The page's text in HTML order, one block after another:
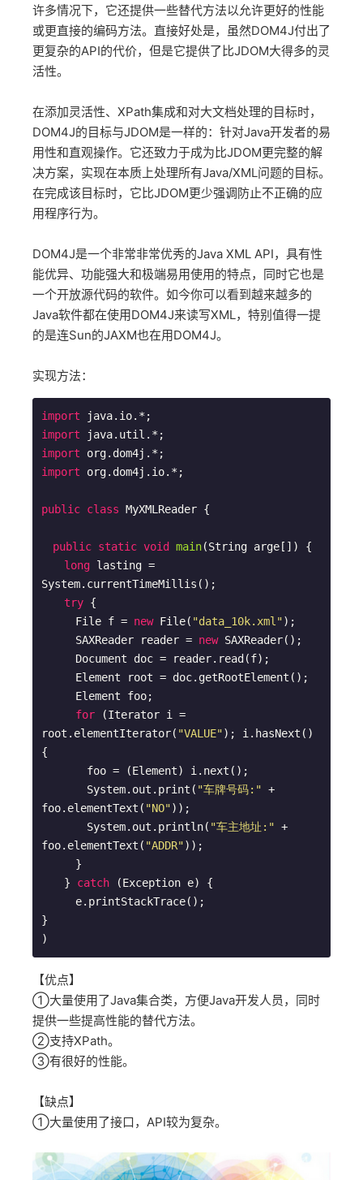
许多情况下，它还提供一些替代方法以允许更好的性能
或更直接的编码方法。直接好处是，虽然DOM4J付出了
更复杂的API的代价，但是它提供了比JDOM大得多的灵
活性。
在添加灵活性、XPath集成和对大文档处理的目标时，
DOM4J的目标与JDOM是一样的：针对Java开发者的易
用性和直观操作。它还致力于成为比JDOM更完整的解
决方案，实现在本质上处理所有Java/XML问题的目标。
在完成该目标时，它比JDOM更少强调防止不正确的应
用程序行为。
DOM4J是一个非常非常优秀的Java XML API，具有性
能优异、功能强大和极端易用使用的特点，同时它也是
一个开放源代码的软件。如今你可以看到越来越多的
Java软件都在使用DOM4J来读写XML，特别值得一提
的是连Sun的JAXM也在用DOM4J。
实现方法：
import
import
import
import org.dom4j.io.*;
public class MyXMLReader {
public static void main(String arge[])
{
long lasting =
System.currentTimeMillis();
try {
File f = new File( "data_10k.xml");
SAXReader reader = new SAXReader();
Document doc = reader.read(f);
Element root = doc.getRootElement();
Element foo;
for (Iterator i =
root.elementIterator( "VALUE"); i.hasNext()
{
foo = (Element) i.next();
System.out.print( "车牌号码:" +
foo.elementText( "NO"));
System.out.println( "车主地址:" +
foo.elementText( "ADDR"));
}
} catch (Exception e) {
e.printStackTrace();
}
【优点】
①大量使用了Java集合类，方便Java开发人员，同时
提供一些提高性能的替代方法。
②支持XPath。
③有很好的性能。
【缺点】
①大量使用了接口，API较为复杂。